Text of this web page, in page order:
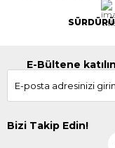
E-Bültene
Bizi Takip Edin!